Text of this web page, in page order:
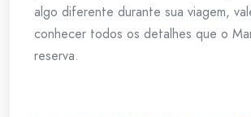
algo diferente durante sua viagem,
conhecer todos os detalhes que o
reserva.